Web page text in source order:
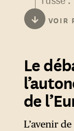
↓ VOIR
Le
de
L’avenir de